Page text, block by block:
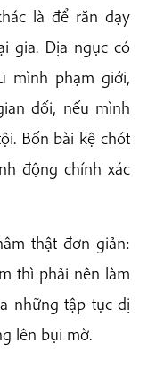
là để răn dạy
gia. Địa ngục có
mình phạm giới,
dối, nếu mình
Bốn bài kệ chót
động chính xác
thật đơn giản:
thì phải nên làm
những tập tục dị
lên bụi mờ.